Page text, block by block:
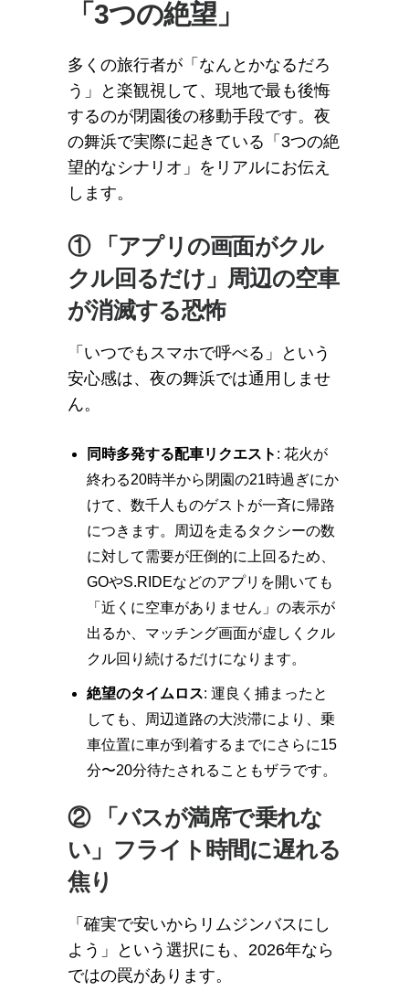
「3つの絶望」
多くの旅行者が「なんとかなるだろ
う」と楽観視して、現地で最も後悔
するのが閉園後の移動手段です。夜
の舞浜で実際に起きている「3つの絶
望的なシナリオ」をリアルにお伝え
します。
① 「アプリの画面がクル
クル回るだけ」周辺の空車
が消滅する恐怖
「いつでもスマホで呼べる」という
安心感は、夜の舞浜では通用しませ
ん。
同時多発する配車リクエスト : 花火が
終わる20時半から閉園の21時過ぎにか
けて、数千人ものゲストが一斉に帰路
につきます。周辺を走るタクシーの数
に対して需要が圧倒的に上回るため、
GOやS.RIDEなどのアプリを開いても
「近くに空車がありません」の表示が
出るか、マッチング画面が虚しくクル
クル回り続けるだけになります。
絶望のタイムロス: 運良く捕まったと
しても、周辺道路の大渋滞により、乗
車位置に車が到着するまでにさらに15
分〜20分待たされることもザラです。
② 「バスが満席で乗れな
い」フライト時間に遅れる
焦り
「確実で安いからリムジンバスにし
よう」という選択にも、2026年なら
ではの罠があります。